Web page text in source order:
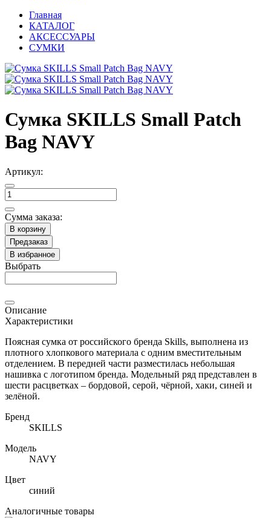
Главная
КАТАЛОГ
АКСЕССУАРЫ
СУМКИ
Сумка SKILLS Small Patch
Bag NAVY
Артикул:
Сумма заказа:
В корзину
Предзаказ
В избранное
Выбрать
Описание
Характеристики
Поясная сумка от российского бренда Skills, выполнена из
плотного хлопкового материала с одним вместительным
отделением. В передней части разместилась небольшая
нашивка с логотипом бренда. Модельный ряд представлен в
шести расцветках – бордовой, серой, чёрной, хаки, синей и
зелёной.
Бренд
SKILLS
Модель
NAVY
Цвет
синий
Аналогичные товары